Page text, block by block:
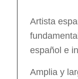
Artista
español e
Amplia y